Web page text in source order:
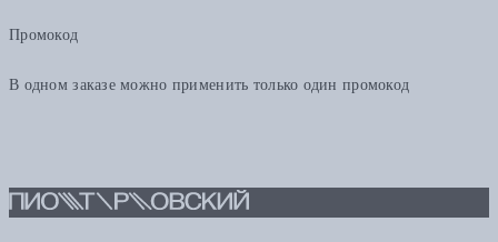
Промокод
В одном заказе можно применить только один промокод